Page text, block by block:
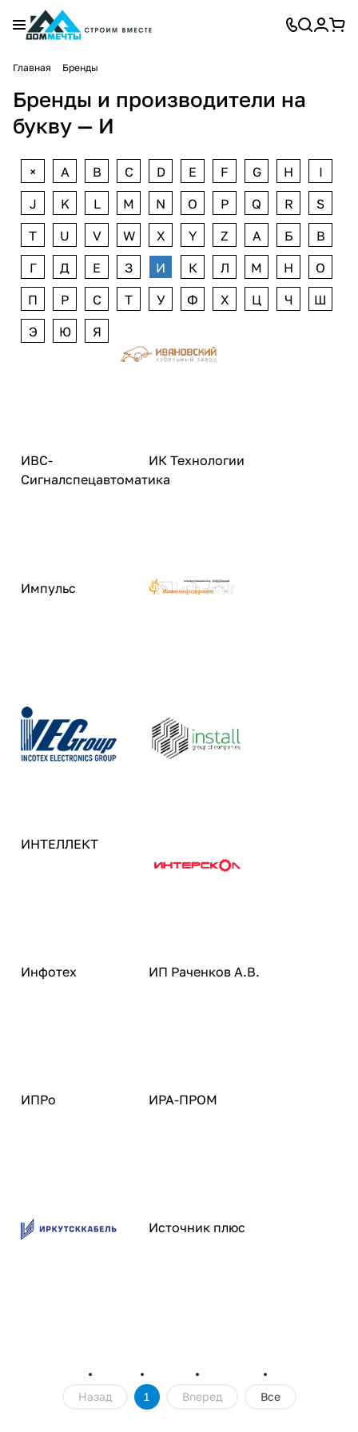
Главная Бренды
Бренды и производители на
букву — И
+ A B C D E F G H
I
J
K L M N O P Q R
S
T
U V W X Y Z А Б
В
Г
Д Е З И К Л М Н
О
П
Р С Т У Ф Х Ц Ч
Ш
Э
Ю Я
ИВС-
Сигналспецавтоматика
ИК Технологии
Импульс
ИНТЕЛЛЕКТ
Инфотех ИП Раченков А.В.
ИПРо ИРА-ПРОМ
Источник плюс
Назад 1 Вперед Все